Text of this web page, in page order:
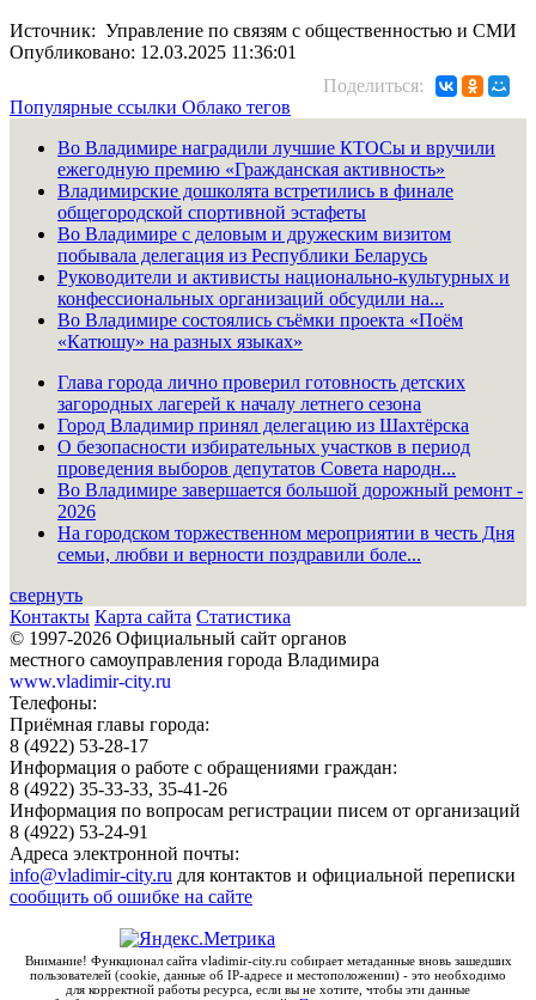
Источник: Управление по связям с общественностью и СМИ
Опубликовано: 12.03.2025 11:36:01
Поделиться:
Популярные ссылки Облако тегов
Во Владимире наградили лучшие КТОСы и вручили
ежегодную премию «Гражданская активность»
Владимирские дошколята встретились в финале
общегородской спортивной эстафеты
Во Владимире с деловым и дружеским визитом
побывала делегация из Республики Беларусь
Руководители и активисты национально-культурных и
конфессиональных организаций обсудили на...
Во Владимире состоялись съёмки проекта «Поём
«Катюшу» на разных языках»
Глава города лично проверил готовность детских
загородных лагерей к началу летнего сезона
Город Владимир принял делегацию из Шахтёрска
О безопасности избирательных участков в период
проведения выборов депутатов Совета народн...
Во Владимире завершается большой дорожный ремонт -
2026
На городском торжественном мероприятии в честь Дня
семьи, любви и верности поздравили боле...
свернуть
Контакты Карта сайта Статистика
© 1997-2026 Официальный сайт органов
местного самоуправления города Владимира
www.vladimir-city.ru
Телефоны:
Приёмная главы города:
8 (4922) 53-28-17
Информация о работе с обращениями граждан:
8 (4922) 35-33-33, 35-41-26
Информация по вопросам регистрации писем от организаций
8 (4922) 53-24-91
Адреса электронной почты:
info@vladimir-city.ru для контактов и официальной переписки
сообщить об ошибке на сайте
Внимание! Функционал сайта vladimir-city.ru собирает метаданные вновь зашедших
пользователей (cookie, данные об IP-адресе и местоположении) - это необходимо
для корректной работы ресурса, если вы не хотите, чтобы эти данные